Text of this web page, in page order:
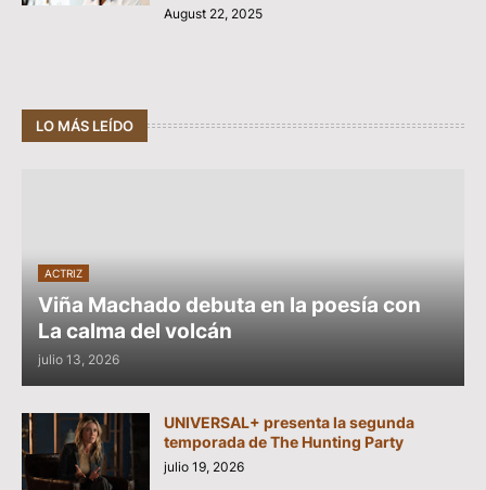
August 22, 2025
LO MÁS LEÍDO
ACTRIZ
Viña Machado debuta en la poesía con
La calma del volcán
julio 13, 2026
UNIVERSAL+ presenta la segunda
temporada de The Hunting Party
julio 19, 2026